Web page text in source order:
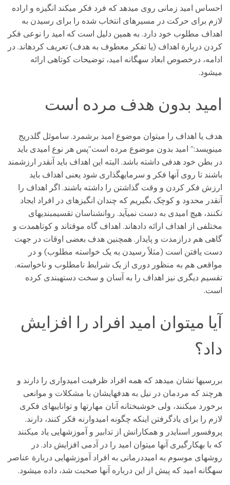
احساس امید زمانی روی میدهد که فرد فکر میکند انگیزه و اراده
لازم برای حرکت در مسیرهای انتخاب شده را برای رسیدن به
اهداف مطلوب خود دارد. به همین دلیل است که امید را نوعی فکر
کردن دربارة اهداف (یا تفکر معطوف به هدف) تعریف کردهاند. در
ادامه، درخصوص ابعاد سهگانه امید، توضیحات کوتاهی ارائه
میشود.
امید بدون هدف مرده است
هدف یا اهداف را میتوان موضوع امید برشمرد. ساموئل گلدریج
مینویسد:” امید بدون موضوع مرده است”پس هر نوع امیدی باید
در بطن خود هدفی داشته باشد. البته این اهداف باید آنقدر ارزشمند
باشند تا روی آنها فکر و سرمایهگذاری شود یعنی اهداف باید
ارزش فکر کردن و وقت گذاشتن را داشته باشند. اگر اهداف را
آنقدر محدود و کوچک بگیریم که چندان انگیزهای در افراد ایجاد
نکنند، هیچ امیدی به دست نمیآید. روانشناسان تقسیمبندیهای
مختلفی از اهداف ارائه دادهاند. اهداف گاه موقتاند و کوتاهمدت و
گاهی هم درازمدت و پایدار. همچنین هدف بعضی اوقات در جهت
دست یافتن است (مثلاً رسیدن به یک خواسته مطلوب) و در
مواقعی هم به منظور دوری از یک شرایط نامطلوب و ناخواسته.
تقسیم دیگری نیز اهداف را به آسان و سخت دستهبندی کرده
است.
آیا میتوان امید افراد را افزایش
داد؟
بررسیها نشان میدهد که همه افراد ظرفیت امیدواری را دارند و
هرچند که مردمان در نیل به هدفهایشان با مشکلات و موانعی
برخورد میکنند، ولی خوشبختانه آنان مهارتها و تواناییهای فکری
لازم را برای یادگرفتن اینکه چگونه امیدوارنه فکر کنند، دارند.
پروفسور اسنایدر و همکارانش از تدابیر و آموزشهایی یاد میکنند
که با بهکارگیری آنها میتوان امید را در آدمی افزایش داد. در
روشهای موسوم به امیددرمانی به افراد آموزشهایی دربارة عناصر
سهگانه امید که پیش از این درباره آنها صحبت شد، داده میشود.